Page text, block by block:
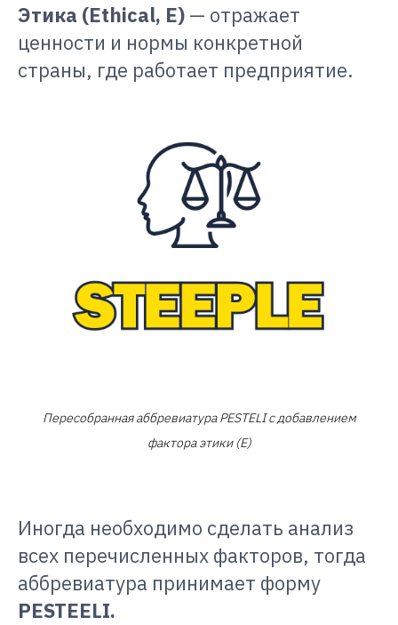
Этика (Ethical, Е) — отражает
ценности и нормы конкретной
страны, где работает предприятие.
Пересобранная аббревиатура PESTELI с добавлением
фактора этики (Е)
Иногда необходимо сделать анализ
всех перечисленных факторов, тогда
аббревиатура принимает форму
PESTEELI.